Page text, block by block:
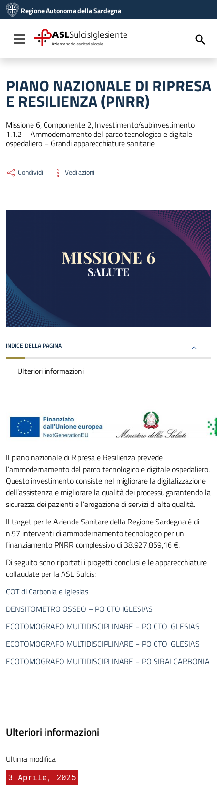
Vai al menu di navigazione
Vai al footer
Regione Autonoma della Sardegna
Toggle navigation
ASLSulcisIglesiente
Azienda socio-sanitaria locale
PIANO NAZIONALE DI RIPRESA
E RESILIENZA (PNRR)
Missione 6, Componente 2, Investimento/subinvestimento
1.1.2 – Ammodernamento del parco tecnologico e digitale
ospedaliero – Grandi apparecchiature sanitarie
Condividi Vedi azioni
INDICE DELLA PAGINA
Ulteriori informazioni
Il piano nazionale di Ripresa e Resilienza prevede
l’ammodernamento del parco tecnologico e digitale ospedaliero.
Questo investimento consiste nel migliorare la digitalizzazione
dell’assistenza e migliorare la qualità dei processi, garantendo la
sicurezza dei pazienti e l’erogazione di servizi di alta qualità.
Il target per le Aziende Sanitare della Regione Sardegna è di
n.97 interventi di ammodernamento tecnologico per un
finanziamento PNRR complessivo di 38.927.859,16 €.
Di seguito sono riportati i progetti conclusi e le apparecchiature
collaudate per la ASL Sulcis:
COT di Carbonia e Iglesias
DENSITOMETRO OSSEO – PO CTO IGLESIAS
ECOTOMOGRAFO MULTIDISCIPLINARE – PO CTO IGLESIAS
ECOTOMOGRAFO MULTIDISCIPLINARE – PO CTO IGLESIAS
ECOTOMOGRAFO MULTIDISCIPLINARE – PO SIRAI CARBONIA
Ulteriori informazioni
Ultima modifica
3 Aprile, 2025